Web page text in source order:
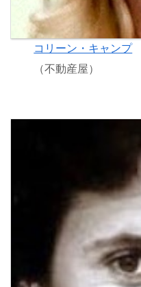
コリーン・キャンプ
（不動産屋）